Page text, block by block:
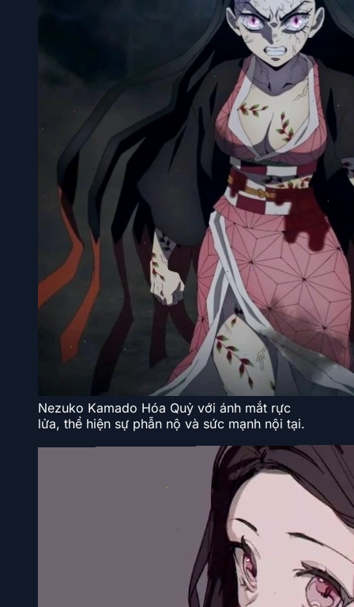
Nezuko Kamado Hóa Quỷ với ánh mắt rực
lửa, thể hiện sự phẫn nộ và sức mạnh nội tại.